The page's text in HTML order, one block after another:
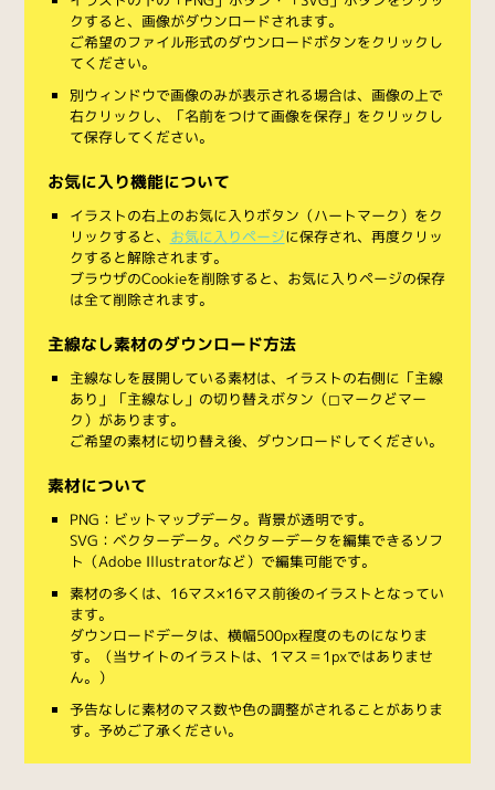
クすると、画像がダウンロードされます。
ご希望のファイル形式のダウンロードボタンをクリックし
てください。
別ウィンドウで画像のみが表示される場合は、画像の上で
右クリックし、「名前をつけて画像を保存」をクリックし
て保存してください。
お気に入り機能について
イラストの右上のお気に入りボタン（ハートマーク）をク
リックすると、 お気に入りページに保存され、再度クリッ
クすると解除されます。
ブラウザのCookieを削除すると、お気に入りページの保存
は全て削除されます。
主線なし素材のダウンロード方法
主線なしを展開している素材は、イラストの右側に「主線
あり」「主線なし」の切り替えボタン（◻︎マークと◼︎マー
ク）があります。
ご希望の素材に切り替え後、ダウンロードしてください。
素材について
PNG：ビットマップデータ。背景が透明です。
SVG：ベクターデータ。ベクターデータを編集できるソフ
ト（Adobe Illustratorなど）で編集可能です。
素材の多くは、16マス×16マス前後のイラストとなってい
ます。
ダウンロードデータは、横幅500px程度のものになりま
す。（当サイトのイラストは、1マス＝1pxではありませ
ん。）
予告なしに素材のマス数や色の調整がされることがありま
す。予めご了承ください。